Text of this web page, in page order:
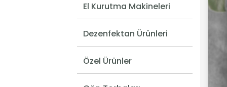
El Kurutma Makineleri
Dezenfektan Ürünleri
Özel Ürünler